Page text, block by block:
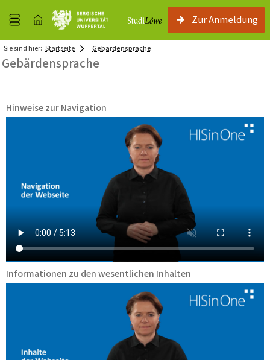
Zur Anmeldung
Sie sind hier: Startseite Gebärdensprache
Gebärdensprache
Hinweise zur Navigation
Informationen zu den wesentlichen Inhalten